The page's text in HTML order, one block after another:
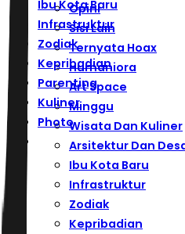
Ibu Kota Baru
Infrastruktur
Zodiak
Kepribadian
Parenting
Kuliner
Photo
Opini
Sisi Lain
Ternyata Hoax
Humaniora
Art Space
Minggu
Wisata Dan Kuliner
Arsitektur Dan
Ibu Kota Baru
Infrastruktur
Zodiak
Kepribadian